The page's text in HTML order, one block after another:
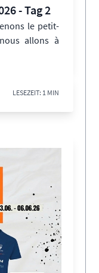
- Tag 2
le petit-
allons à
LESEZEIT: 1 MIN